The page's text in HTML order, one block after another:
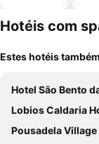
Hotéis com
Estes hotéis
Hotel São Bento da
Lobios Caldaria
Pousadela Village